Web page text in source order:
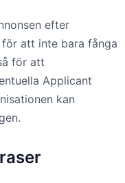
efter
att inte bara fånga
för att
Applicant
kan